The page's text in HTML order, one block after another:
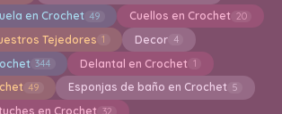
en Crochet 49 Cuellos en Crochet 20
Tejedores 1 Decor 4
344 Delantal en Crochet 1
49 Esponjas de baño en Crochet 5
en Crochet 32